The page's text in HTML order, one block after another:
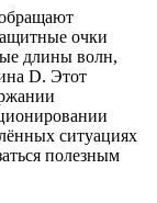
очки
длины волн,
D. Этот
ситуациях
полезным